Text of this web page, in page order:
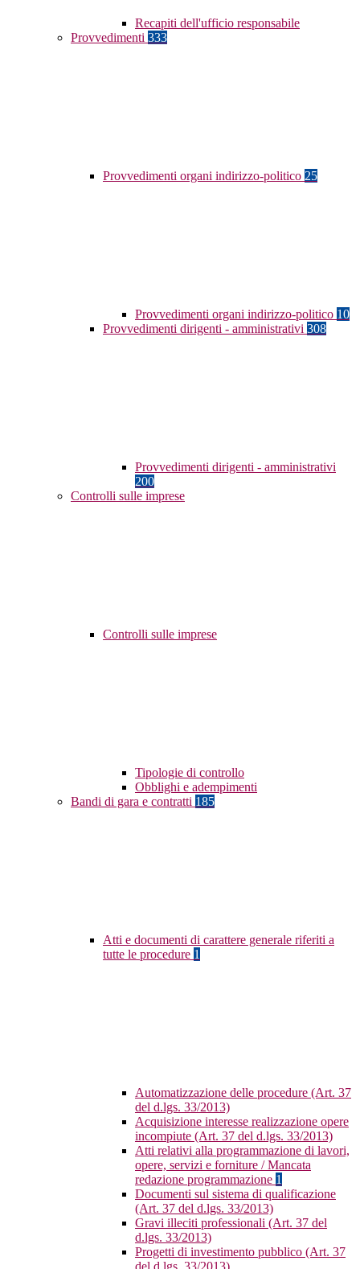
Recapiti dell'ufficio responsabile
Provvedimenti 333
Provvedimenti organi indirizzo-politico 25
Provvedimenti organi indirizzo-politico 10
Provvedimenti dirigenti - amministrativi 308
Provvedimenti dirigenti - amministrativi
200
Controlli sulle imprese
Controlli sulle imprese
Tipologie di controllo
Obblighi e adempimenti
Bandi di gara e contratti 185
Atti e documenti di carattere generale riferiti a
tutte le procedure 1
Automatizzazione delle procedure (Art. 37
del d.lgs. 33/2013)
Acquisizione interesse realizzazione opere
incompiute (Art. 37 del d.lgs. 33/2013)
Atti relativi alla programmazione di lavori,
opere, servizi e forniture / Mancata
redazione programmazione 1
Documenti sul sistema di qualificazione
(Art. 37 del d.lgs. 33/2013)
Gravi illeciti professionali (Art. 37 del
d.lgs. 33/2013)
Progetti di investimento pubblico (Art. 37